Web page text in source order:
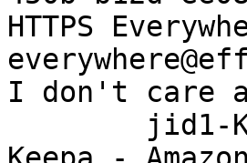
HTTPS
I don't care
jid1-